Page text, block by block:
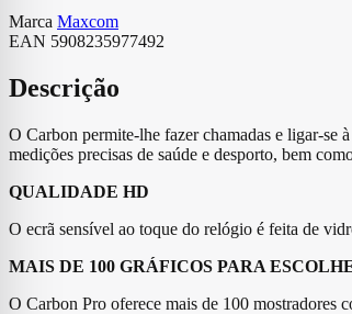
Marca Maxcom
EAN 5908235977492
Descrição
O Carbon permite-lhe fazer chamadas e ligar-se
medições precisas de saúde e desporto, bem
QUALIDADE HD
O ecrã sensível ao toque do relógio é feita de
MAIS DE 100 GRÁFICOS PARA
O Carbon Pro oferece mais de 100 mostradores